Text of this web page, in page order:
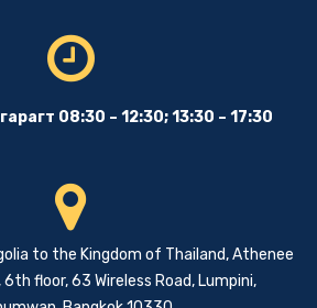
08:30 – 12:30; 13:30 – 17:30
to the Kingdom of Thailand, Athenee
floor, 63 Wireless Road, Lumpini,